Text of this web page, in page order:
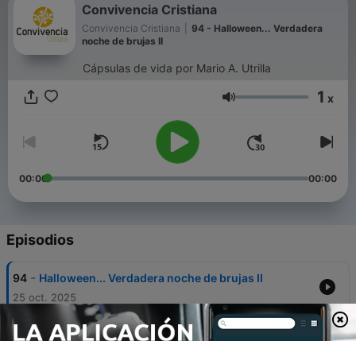
Convivencia Cristiana
Convivencia Cristiana
94 - Halloween... Verdadera
noche de brujas II
Cápsulas de vida por Mario A. Utrilla
Volumen 1 x
00:00 00:00
Episodios
94 - Halloween... Verdadera noche de brujas II
25 oct. 2025
93 - Halloween... Verdadera noche de brujas I